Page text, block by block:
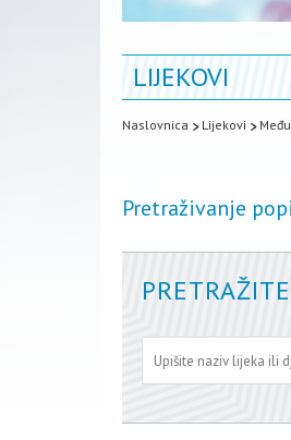
LIJEKOVI
Naslovnica Lijekovi
Pretraživanje